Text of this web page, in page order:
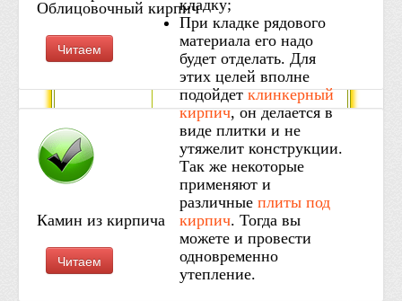
кладку;
При кладке рядового
материала его надо
будет отделать. Для
этих целей вполне
подойдетклинкерный
кирпич, он делается в
виде плитки и не
утяжелит конструкции.
Так же некоторые
применяют и
различные плиты под
кирпич. Тогда вы
можете и провести
одновременно
утепление.
Облицовочный кирпич
Читаем
Камин из кирпича
Читаем